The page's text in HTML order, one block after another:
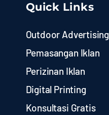
Quick Links
Outdoor Advertising
Pemasangan Iklan
Perizinan Iklan
Digital Printing
Konsultasi Gratis